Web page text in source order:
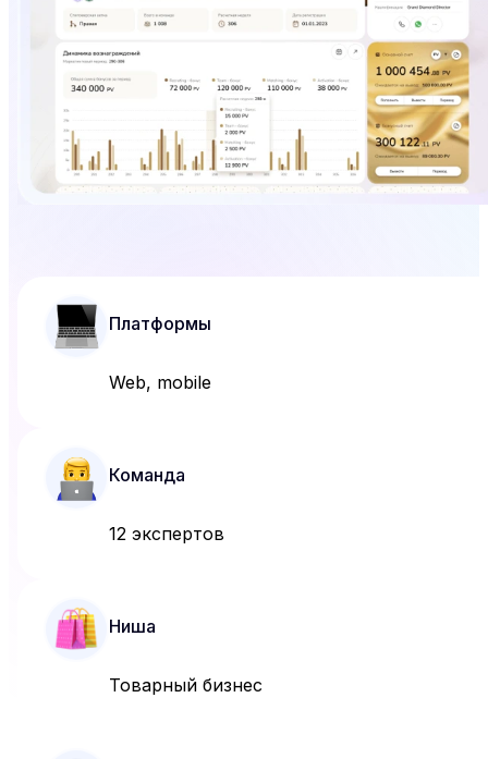
Платформы
Web, mobile
Команда
12 экспертов
Ниша
Товарный бизнес